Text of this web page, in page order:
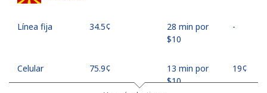
Línea fija ⁦34.5¢⁩
28 min por
⁦$10⁩
-
Celular ⁦75.9¢⁩
13 min por
⁦$10⁩
⁦19¢⁩